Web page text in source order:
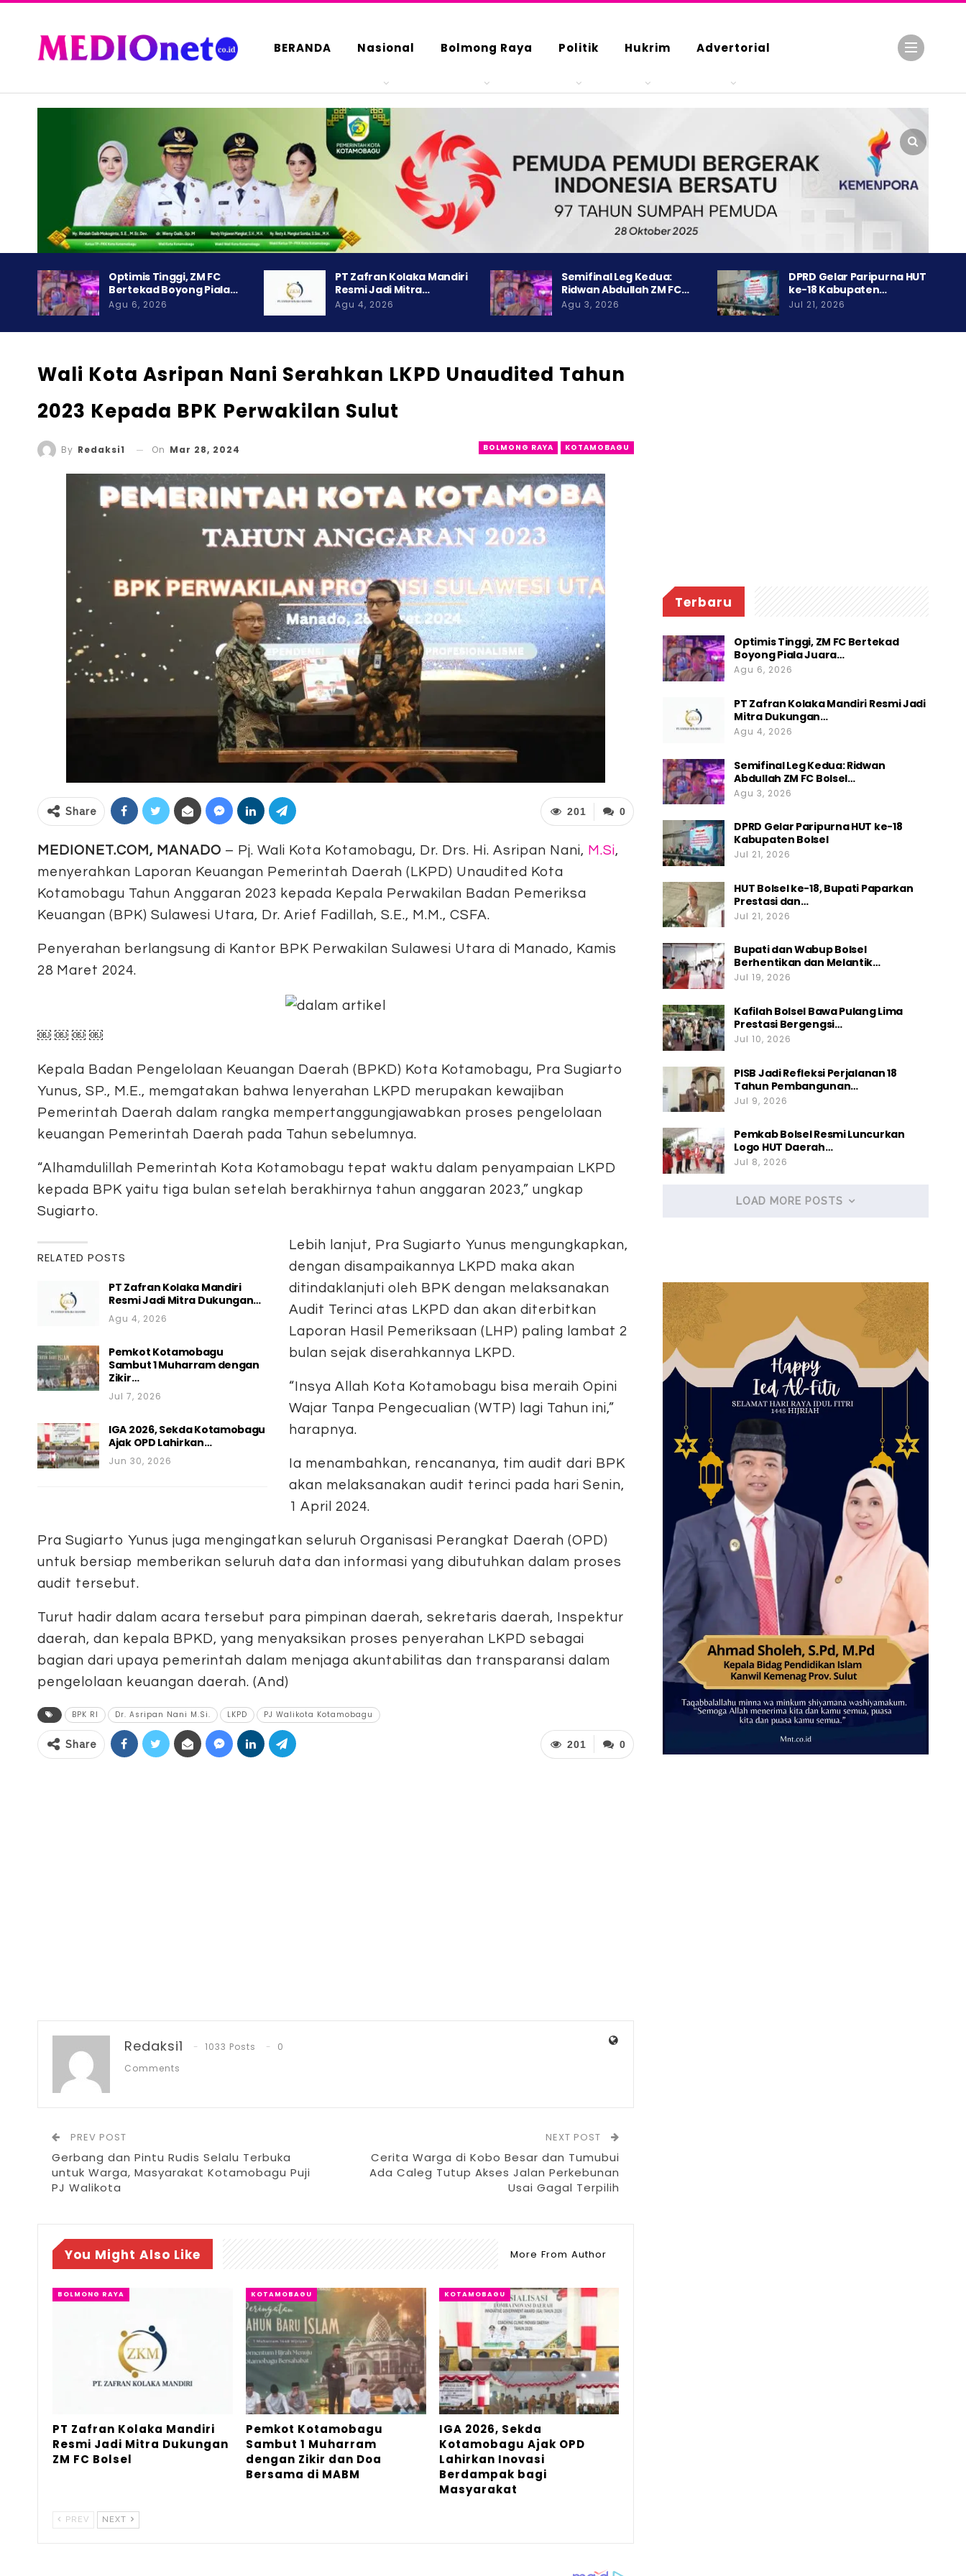
BERANDA Nasional Bolmong Raya Politik Hukrim Advertorial
Optimis Tinggi, ZM FC
Bertekad Boyong Piala…
Agu 6, 2026
PT Zafran Kolaka Mandiri
Resmi Jadi Mitra…
Agu 4, 2026
Semifinal Leg Kedua:
Ridwan Abdullah ZM FC…
Agu 3, 2026
DPRD Gelar Paripurna HUT
ke-18 Kabupaten…
Jul 21, 2026
Wali Kota Asripan Nani Serahkan LKPD Unaudited Tahun
2023 Kepada BPK Perwakilan Sulut
BOLMONG RAYA KOTAMOBAGU
By Redaksi1 On Mar 28, 2024
0
201
Share
MEDIONET.COM, MANADO – Pj. Wali Kota Kotamobagu, Dr. Drs. Hi. Asripan Nani, M.Si,
menyerahkan Laporan Keuangan Pemerintah Daerah (LKPD) Unaudited Kota
Kotamobagu Tahun Anggaran 2023 kepada Kepala Perwakilan Badan Pemeriksa
Keuangan (BPK) Sulawesi Utara, Dr. Arief Fadillah, S.E., M.M., CSFA.
Penyerahan berlangsung di Kantor BPK Perwakilan Sulawesi Utara di Manado, Kamis
28 Maret 2024.
￼ ￼ ￼ ￼
Kepala Badan Pengelolaan Keuangan Daerah (BPKD) Kota Kotamobagu, Pra Sugiarto
Yunus, SP., M.E., memgatakan bahwa lenyerahan LKPD merupakan kewajiban
Pemerintah Daerah dalam rangka mempertanggungjawabkan proses pengelolaan
keuangan Pemerintah Daerah pada Tahun sebelumnya.
“Alhamdulillah Pemerintah Kota Kotamobagu tepat waktu dalam penyampaian LKPD
kepada BPK yaitu tiga bulan setelah berakhirnya tahun anggaran 2023,” ungkap
Sugiarto.
RELATED POSTS
PT Zafran Kolaka Mandiri
Resmi Jadi Mitra Dukungan…
Agu 4, 2026
Pemkot Kotamobagu
Sambut 1 Muharram dengan
Zikir…
Jul 7, 2026
IGA 2026, Sekda Kotamobagu
Ajak OPD Lahirkan…
Jun 30, 2026
Lebih lanjut, Pra Sugiarto Yunus mengungkapkan,
dengan disampaikannya LKPD maka akan
ditindaklanjuti oleh BPK dengan melaksanakan
Audit Terinci atas LKPD dan akan diterbitkan
Laporan Hasil Pemeriksaan (LHP) paling lambat 2
bulan sejak diserahkannya LKPD.
“Insya Allah Kota Kotamobagu bisa meraih Opini
Wajar Tanpa Pengecualian (WTP) lagi Tahun ini,”
harapnya.
Ia menambahkan, rencananya, tim audit dari BPK
akan melaksanakan audit terinci pada hari Senin,
1 April 2024.
Pra Sugiarto Yunus juga mengingatkan seluruh Organisasi Perangkat Daerah (OPD)
untuk bersiap memberikan seluruh data dan informasi yang dibutuhkan dalam proses
audit tersebut.
Turut hadir dalam acara tersebut para pimpinan daerah, sekretaris daerah, Inspektur
daerah, dan kepala BPKD, yang menyaksikan proses penyerahan LKPD sebagai
bagian dari upaya pemerintah dalam menjaga akuntabilitas dan transparansi dalam
pengelolaan keuangan daerah. (And)
BPK RI Dr. Asripan Nani M.Si. LKPD PJ Walikota Kotamobagu
0
201
Share
Redaksi1 1033 Posts
0
Comments
PREV POST
Gerbang dan Pintu Rudis Selalu Terbuka
untuk Warga, Masyarakat Kotamobagu Puji
PJ Walikota
NEXT POST
Cerita Warga di Kobo Besar dan Tumubui
Ada Caleg Tutup Akses Jalan Perkebunan
Usai Gagal Terpilih
You Might Also Like More From Author
BOLMONG RAYA
PT Zafran Kolaka Mandiri
Resmi Jadi Mitra Dukungan
ZM FC Bolsel
KOTAMOBAGU
Pemkot Kotamobagu
Sambut 1 Muharram
dengan Zikir dan Doa
Bersama di MABM
KOTAMOBAGU
IGA 2026, Sekda
Kotamobagu Ajak OPD
Lahirkan Inovasi
Berdampak bagi
Masyarakat
PREV NEXT
Terbaru
Optimis Tinggi, ZM FC Bertekad
Boyong Piala Juara…
Agu 6, 2026
PT Zafran Kolaka Mandiri Resmi Jadi
Mitra Dukungan…
Agu 4, 2026
Semifinal Leg Kedua: Ridwan
Abdullah ZM FC Bolsel…
Agu 3, 2026
DPRD Gelar Paripurna HUT ke-18
Kabupaten Bolsel
Jul 21, 2026
HUT Bolsel ke-18, Bupati Paparkan
Prestasi dan…
Jul 21, 2026
Bupati dan Wabup Bolsel
Berhentikan dan Melantik…
Jul 19, 2026
Kafilah Bolsel Bawa Pulang Lima
Prestasi Bergengsi…
Jul 10, 2026
PISB Jadi Refleksi Perjalanan 18
Tahun Pembangunan…
Jul 9, 2026
Pemkab Bolsel Resmi Luncurkan
Logo HUT Daerah…
Jul 8, 2026
LOAD MORE POSTS